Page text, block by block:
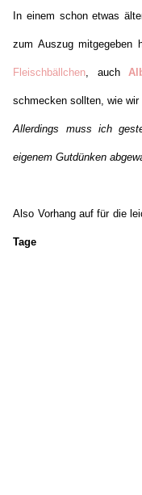
In einem schon etwas
zum Auszug mitgegeben
Fleischbällchen, auch
schmecken sollten, wie
Allerdings muss ich
eigenem Gutdünken
Also Vorhang auf für die
Tage